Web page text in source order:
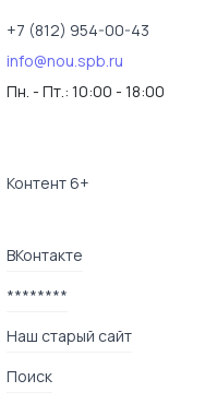
+7 (812) 954-00-43
info@nou.spb.ru
Пн. - Пт.: 10:00 - 18:00
Контент 6+
ВКонтакте
********
Наш старый сайт
Поиск